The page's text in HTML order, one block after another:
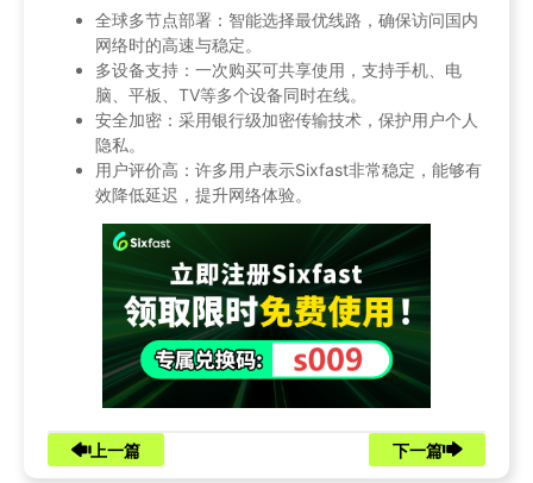
全球多节点部署：智能选择最优线路，确保访问国内
网络时的高速与稳定。
多设备支持：一次购买可共享使用，支持手机、电
脑、平板、TV等多个设备同时在线。
安全加密：采用银行级加密传输技术，保护用户个人
隐私。
用户评价高：许多用户表示Sixfast非常稳定，能够有
效降低延迟，提升网络体验。
上一篇 下一篇